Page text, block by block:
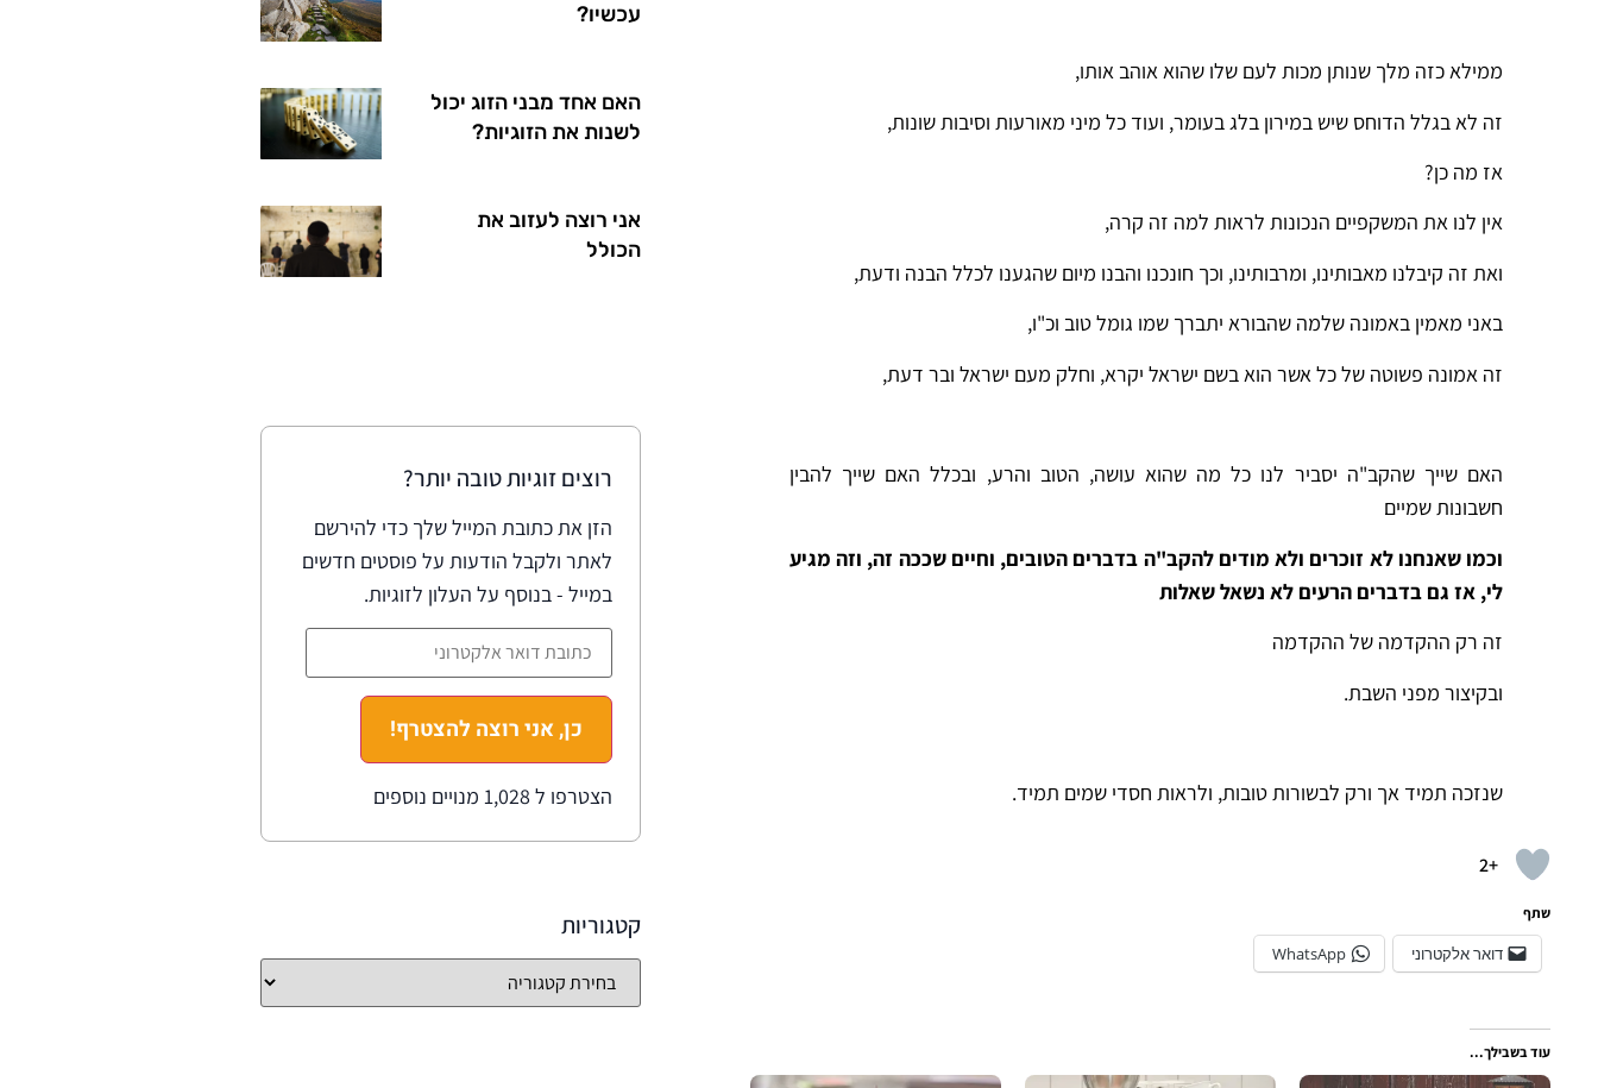
ממילא כזה מלך שנותן מכות לעם שלו שהוא אוהב אותו,
זה לא בגלל הדוחס שיש במירון בלג בעומר, ועוד כל מיני מאורעות וסיבות שונות,
אז מה כן?
אין לנו את המשקפיים הנכונות לראות למה זה קרה,
ואת זה קיבלנו מאבותינו, ומרבותינו, וכך חונכנו והבנו מיום שהגענו לכלל הבנה ודעת,
באני מאמין באמונה שלמה שהבורא יתברך שמו גומל טוב וכ"ו,
זה אמונה פשוטה של כל אשר הוא בשם ישראל יקרא, וחלק מעם ישראל ובר דעת,
האם שייך שהקב"ה יסביר לנו כל מה שהוא עושה, הטוב והרע, ובכלל האם שייך להבין
חשבונות שמיים
וכמו שאנחנו לא זוכרים ולא מודים להקב"ה בדברים הטובים, וחיים שככה זה, וזה מגיע
לי, אז גם בדברים הרעים לא נשאל שאלות
זה רק ההקדמה של ההקדמה
ובקיצור מפני השבת.
שנזכה תמיד אך ורק לבשורות טובות, ולראות חסדי שמים תמיד.
+2
שתף
דואר אלקטרוני WhatsApp
עוד בשבילך...
עכשיו?
האם אחד מבני הזוג יכול
לשנות את הזוגיות?
אני רוצה לעזוב את
הכולל
רוצים זוגיות טובה יותר?
הזן את כתובת המייל שלך כדי להירשם
לאתר ולקבל הודעות על פוסטים חדשים
במייל - בנוסף על העלון לזוגיות.
כן, אני רוצה להצטרף!
הצטרפו ל 1,028 מנויים נוספים
קטגוריות